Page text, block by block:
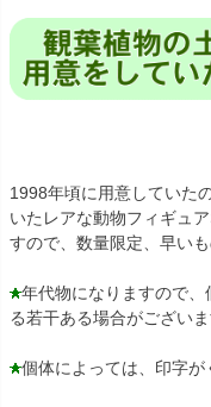
1998年頃に用意していた
いたレアな動物フィギュ
すので、数量限定、早いも
年代物になりますので
る若干ある場合がございま
個体によっては、印字が